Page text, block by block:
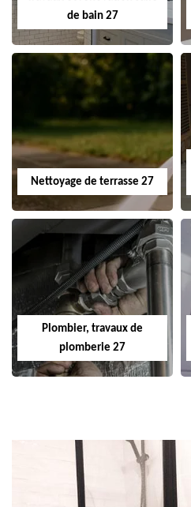
de bain 27
Nettoyage de terrasse 27
Plombier, travaux de
plomberie 27